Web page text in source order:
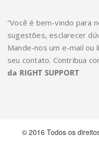
“Você é bem-vindo para
sugestões, esclarecer
Mande-nos um e-mail ou
seu contato. Contribua
da RIGHT SUPPORT
© 2016 Todos os